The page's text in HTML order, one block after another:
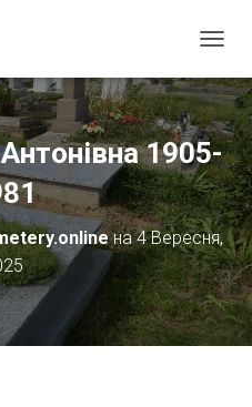
Е
Р
Е
М
К
Н
У
Т
И
Н
А
В
І
Г
1905-
на4 Вересня,